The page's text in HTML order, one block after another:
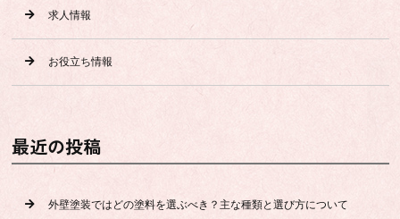
求人情報
お役立ち情報
最近の投稿
外壁塗装ではどの塗料を選ぶべき？主な種類と選び方について